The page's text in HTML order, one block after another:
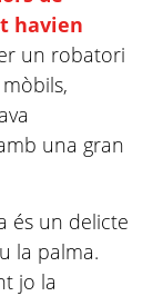
havien
un robatori
una gran
és un delicte
la palma.
jo la